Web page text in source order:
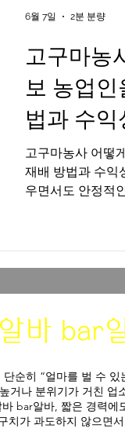
사지구인 태국마
출장스웨디시 스
고구마농
보 농업
법과 수익
고구마농사 어떻
재배 방법과 수익
우면서도 안정적
가 낮은 편이라
물로 꼽힌다. 고
리만 잘하면 안정
이 가능해 출하
기후를 좋아하는
배수가 좋은 사질
면 덩이뿌리 발달
6월 7일 2분 분량
바 bar
순히 “얼마를 벌 수 있
거나 분위기가 거친 업
bar알바, 짧은 경력에
가 과도하지 않으면